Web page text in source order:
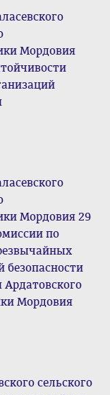
Мордовия
Мордовия 29
по
безопасности
Ардатовского
Мордовия
сельского